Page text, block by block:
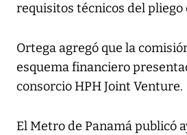
requisitos técnicos del pliego
Ortega agregó que la
esquema financiero
consorcio HPH Joint Venture.
El Metro de Panamá publicó